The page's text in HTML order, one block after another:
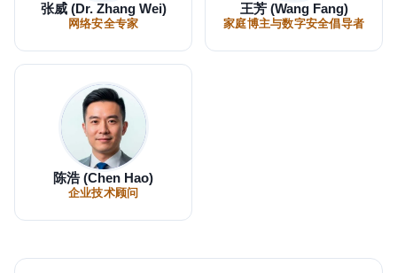
张威 (Dr. Zhang Wei)
网络安全专家
王芳 (Wang Fang)
家庭博主与数字安全倡导者
陈浩 (Chen Hao)
企业技术顾问